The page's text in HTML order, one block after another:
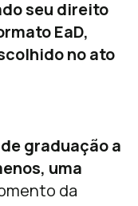
seu direito
EaD,
no ato
graduação a
uma
da